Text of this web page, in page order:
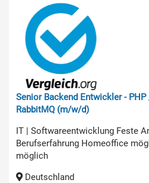
Senior Backend Entwickler -
RabbitMQ (m/w/d)
IT | Softwareentwicklung Feste
Berufserfahrung Homeoffice
möglich
Deutschland